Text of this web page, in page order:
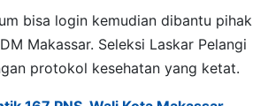
bisa login kemudian dibantu pihak
Makassar. Seleksi Laskar Pelangi
protokol kesehatan yang ketat.